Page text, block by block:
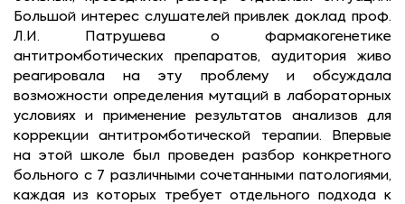
Большой интерес слушателей привлек доклад проф.
Л.И. Патрушева о фармакогенетике
антитромботических препаратов, аудитория живо
реагировала на эту проблему и обсуждала
возможности определения мутаций в лабораторных
условиях и применение результатов анализов для
коррекции антитромботической терапии. Впервые
на этой школе был проведен разбор конкретного
больного с 7 различными сочетанными патологиями,
каждая из которых требует отдельного подхода к